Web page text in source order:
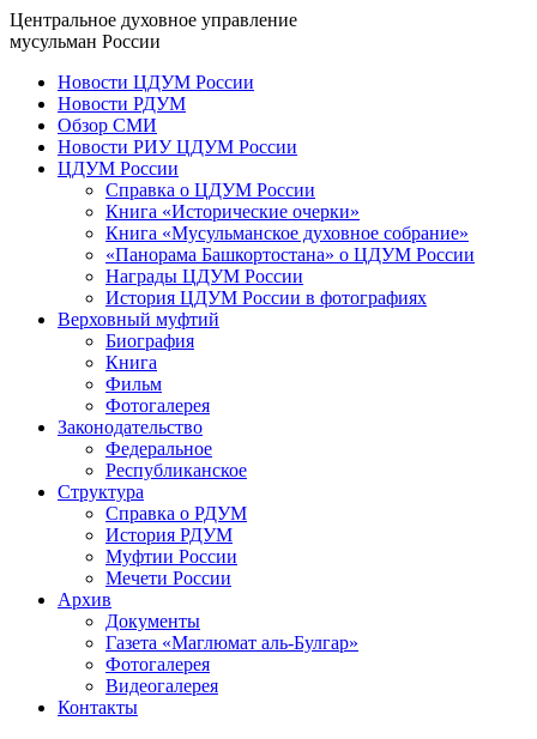
Центральное духовное управление
мусульман России
Новости ЦДУМ России
Новости РДУМ
Обзор СМИ
Новости РИУ ЦДУМ России
ЦДУМ России
Справка о ЦДУМ России
Книга «Исторические очерки»
Книга «Мусульманское духовное собрание»
«Панорама Башкортостана» о ЦДУМ России
Награды ЦДУМ России
История ЦДУМ России в фотографиях
Верховный муфтий
Биография
Книга
Фильм
Фотогалерея
Законодательство
Федеральное
Республиканское
Структура
Справка о РДУМ
История РДУМ
Муфтии России
Мечети России
Архив
Документы
Газета «Маглюмат аль-Булгар»
Фотогалерея
Видеогалерея
Контакты